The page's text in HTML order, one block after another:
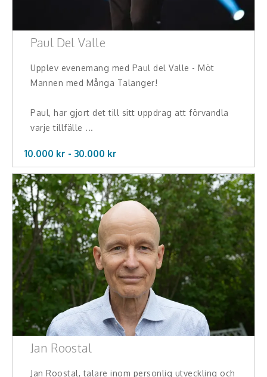
Alla talare
Alla ämnen
Paul Del Valle
Upplev evenemang med Paul del Valle - Möt
Mannen med Många Talanger!
Paul, har gjort det till sitt uppdrag att förvandla
varje tillfälle ...
10.000 kr - 30.000 kr
Jan Roostal
Jan Roostal, talare inom personlig utveckling och